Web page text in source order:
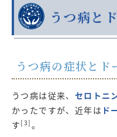
うつ病と
うつ病の症状とド
うつ病は従来、 セロトニ
かったですが、近年は ド
す [3] 。